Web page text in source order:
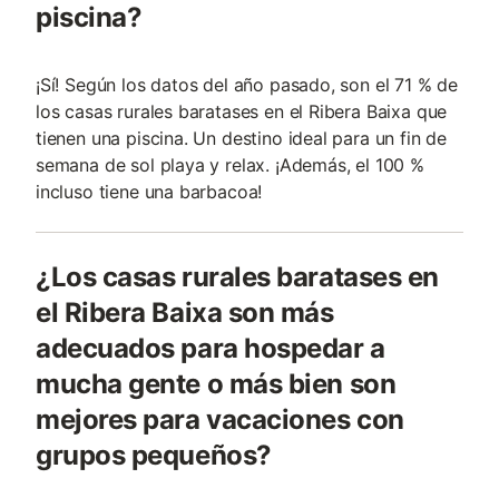
piscina?
¡Sí! Según los datos del año pasado, son el 71 % de
los casas rurales baratases en el Ribera Baixa que
tienen una piscina. Un destino ideal para un fin de
semana de sol playa y relax. ¡Además, el 100 %
incluso tiene una barbacoa!
¿Los casas rurales baratases en
el Ribera Baixa son más
adecuados para hospedar a
mucha gente o más bien son
mejores para vacaciones con
grupos pequeños?